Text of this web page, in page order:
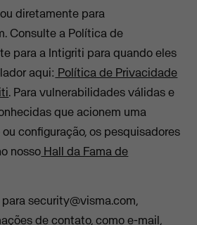
ou diretamente para
. Consulte a Política de
para a Intigriti para quando eles
aqui: Política de Privacidade
. Para vulnerabilidades válidas e
que acionem uma
configuração, os pesquisadores
nosso Hall da Fama de
parasecurity@visma.com,
de contato, como e-mail,